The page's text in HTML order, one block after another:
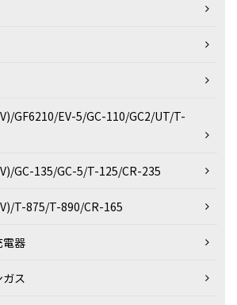
GF6210/EV-5/GC-110/GC2/UT/T-
GC-135/GC-5/T-125/CR-235
T-875/T-890/CR-165
器
ス